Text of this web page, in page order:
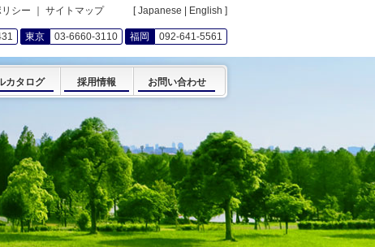
シー サイトマップ[Japanese English ]
東京 03-6660-3110 福岡 092-641-5561
カタログ 採用情報 お問い合わせ